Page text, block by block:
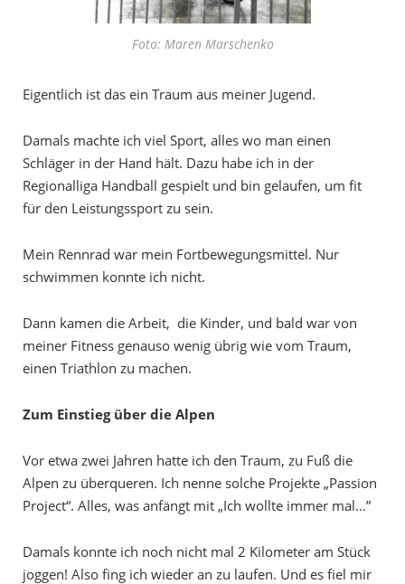
Foto: Maren Marschenko
Eigentlich ist das ein Traum aus meiner Jugend.
Damals machte ich viel Sport, alles wo man einen
Schläger in der Hand hält. Dazu habe ich in der
Regionalliga Handball gespielt und bin gelaufen, um fit
für den Leistungssport zu sein.
Mein Rennrad war mein Fortbewegungsmittel. Nur
schwimmen konnte ich nicht.
Dann kamen die Arbeit, die Kinder, und bald war von
meiner Fitness genauso wenig übrig wie vom Traum,
einen Triathlon zu machen.
Zum Einstieg über die Alpen
Vor etwa zwei Jahren hatte ich den Traum, zu Fuß die
Alpen zu überqueren. Ich nenne solche Projekte „Passion
Project“. Alles, was anfängt mit „Ich wollte immer mal…”
Damals konnte ich noch nicht mal 2 Kilometer am Stück
joggen! Also fing ich wieder an zu laufen. Und es fiel mir